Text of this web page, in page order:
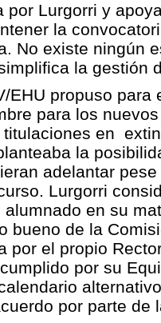
por Lurgorri y
la
No existe ningún
la gestión
EHU propuso
para los
en
la
adelantar
Lurgorri
en su
bueno de la
por el propio
por su
por parte de